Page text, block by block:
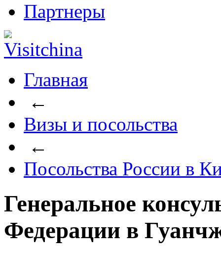
Партнеры
Главная
←
Визы и посольства
←
Посольства России в
Генеральное
Федерации в